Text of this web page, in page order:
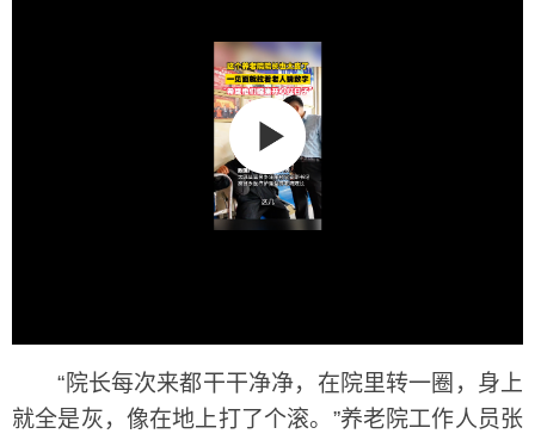
“院长每次来都干干净净，在院里转一圈，身上
就全是灰，像在地上打了个滚。”养老院工作人员张